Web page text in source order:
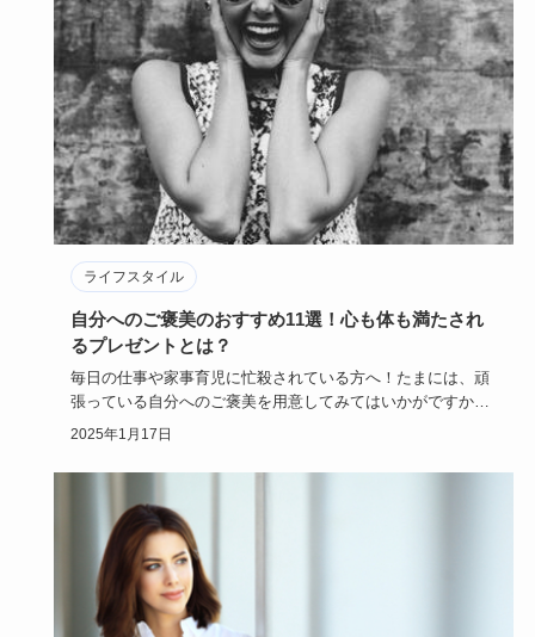
ライフスタイル
自分へのご褒美のおすすめ11選！心も体も満たされ
るプレゼントとは？
毎日の仕事や家事育児に忙殺されている方へ！たまには、頑
張っている自分へのご褒美を用意してみてはいかがですか？
自分から自分に…
2025年1月17日